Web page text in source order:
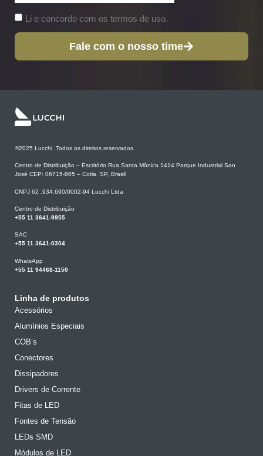
Li e concordo com os termos de uso.
Fale com o nosso time
©2025 Lucchi. Todos os direitos reservados.
Centro de Distribuição – Escritório Rua Santa Mônica 1414 Parque Industrial San
José CEP: 06715-865 – Cotia, SP, Brasil
CNPJ 62 .934.690/0002-94 Lucchi Ltda
Centro de Distribuição
+55 11 3641-9955
SAC
+55 11 3641-0304
WhatsApp
+55 11 94468-1150
Linha de produtos
Acessórios
Alumínios Especiais
COB’s
Conectores
Dissipadores
Drivers de Corrente
Fitas de LED
Fontes de Tensão
LEDs SMD
Módulos de LED